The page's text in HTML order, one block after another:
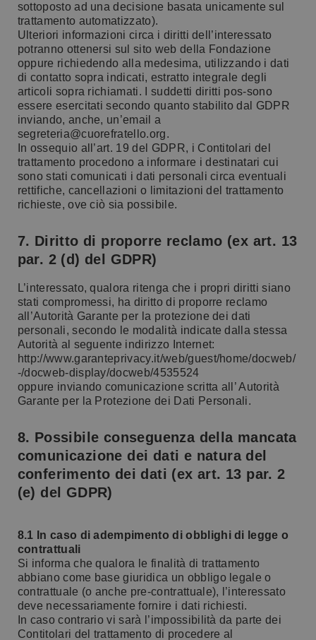
sottoposto ad una decisione basata unicamente sul
trattamento automatizzato).
Ulteriori informazioni circa i diritti dell’interessato
potranno ottenersi sul sito web della Fondazione
oppure richiedendo alla medesima, utilizzando i dati
di contatto sopra indicati, estratto integrale degli
articoli sopra richiamati. I suddetti diritti pos-sono
essere esercitati secondo quanto stabilito dal GDPR
inviando, anche, un’email a
segreteria@cuorefratello.org.
In ossequio all’art. 19 del GDPR, i Contitolari del
trattamento procedono a informare i destinatari cui
sono stati comunicati i dati personali circa eventuali
rettifiche, cancellazioni o limitazioni del trattamento
richieste, ove ciò sia possibile.
7. Diritto di proporre reclamo (ex art. 13
par. 2 (d) del GDPR)
L’interessato, qualora ritenga che i propri diritti siano
stati compromessi, ha diritto di proporre reclamo
all’Autorità Garante per la protezione dei dati
personali, secondo le modalità indicate dalla stessa
Autorità al seguente indirizzo Internet:
http://www.garanteprivacy.it/web/guest/home/docweb/
-/docweb-display/docweb/4535524
oppure inviando comunicazione scritta all’ Autorità
Garante per la Protezione dei Dati Personali.
8. Possibile conseguenza della mancata
comunicazione dei dati e natura del
conferimento dei dati (ex art. 13 par. 2
(e) del GDPR)
8.1 In caso di adempimento di obblighi di legge o
contrattuali
Si informa che qualora le finalità di trattamento
abbiano come base giuridica un obbligo legale o
contrattuale (o anche pre-contrattuale), l’interessato
deve necessariamente fornire i dati richiesti.
In caso contrario vi sarà l’impossibilità da parte dei
Contitolari del trattamento di procedere al